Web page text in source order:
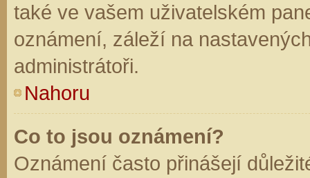
také ve vašem uživatelském
oznámení, záleží na
administrátoři.
Nahoru
Co to jsou oznámení?
Oznámení často přinášejí